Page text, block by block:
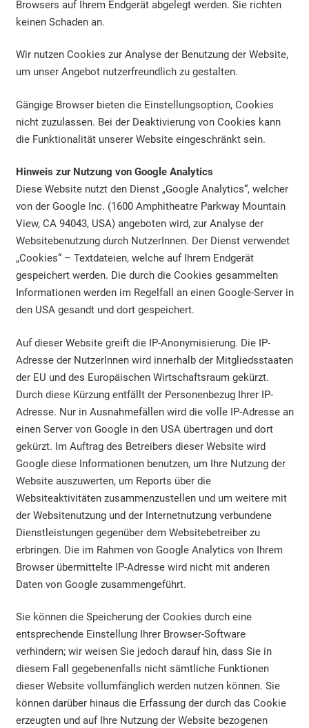
Browsers auf Ihrem Endgerät abgelegt werden. Sie richten
keinen Schaden an.
Wir nutzen Cookies zur Analyse der Benutzung der Website,
um unser Angebot nutzerfreundlich zu gestalten.
Gängige Browser bieten die Einstellungsoption, Cookies
nicht zuzulassen. Bei der Deaktivierung von Cookies kann
die Funktionalität unserer Website eingeschränkt sein.
Hinweis zur Nutzung von Google Analytics
Diese Website nutzt den Dienst „Google Analytics“, welcher
von der Google Inc. (1600 Amphitheatre Parkway Mountain
View, CA 94043, USA) angeboten wird, zur Analyse der
Websitebenutzung durch NutzerInnen. Der Dienst verwendet
„Cookies“ – Textdateien, welche auf Ihrem Endgerät
gespeichert werden. Die durch die Cookies gesammelten
Informationen werden im Regelfall an einen Google-Server in
den USA gesandt und dort gespeichert.
Auf dieser Website greift die IP-Anonymisierung. Die IP-
Adresse der NutzerInnen wird innerhalb der Mitgliedsstaaten
der EU und des Europäischen Wirtschaftsraum gekürzt.
Durch diese Kürzung entfällt der Personenbezug Ihrer IP-
Adresse. Nur in Ausnahmefällen wird die volle IP-Adresse an
einen Server von Google in den USA übertragen und dort
gekürzt. Im Auftrag des Betreibers dieser Website wird
Google diese Informationen benutzen, um Ihre Nutzung der
Website auszuwerten, um Reports über die
Websiteaktivitäten zusammenzustellen und um weitere mit
der Websitenutzung und der Internetnutzung verbundene
Dienstleistungen gegenüber dem Websitebetreiber zu
erbringen. Die im Rahmen von Google Analytics von Ihrem
Browser übermittelte IP-Adresse wird nicht mit anderen
Daten von Google zusammengeführt.
Sie können die Speicherung der Cookies durch eine
entsprechende Einstellung Ihrer Browser-Software
verhindern; wir weisen Sie jedoch darauf hin, dass Sie in
diesem Fall gegebenenfalls nicht sämtliche Funktionen
dieser Website vollumfänglich werden nutzen können. Sie
können darüber hinaus die Erfassung der durch das Cookie
erzeugten und auf Ihre Nutzung der Website bezogenen